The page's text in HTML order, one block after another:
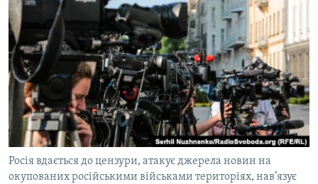
ВСЕ ЗА ДЕНЬ
СПЕЦПРОЕКТИ
ДЕПОРТАЦІЯ
ВІДЕОУРОКИ «ELIFBE»
СВІДЧЕННЯ ОКУПАЦІЇ
УКРАЇНСЬКА ПРОБЛЕМА КРИМУ
ІНФОГРАФІКА
ЯК ОБІЙТИ БЛОКУВАННЯ
Русский
Qırımtatar
ДОЛУЧАЙСЯ!
Росія вдається до цензури, атакує джерела новин на
окупованих російськими військами територіях, нав’язує